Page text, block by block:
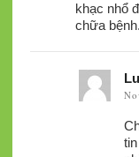
khạc nhổ
chữa bệnh.